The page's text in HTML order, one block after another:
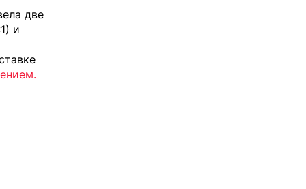
две
и